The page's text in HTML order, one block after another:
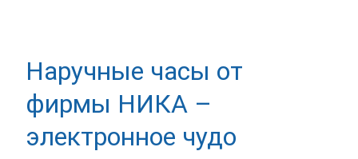
Наручные часы от
фирмы НИКА –
электронное чудо